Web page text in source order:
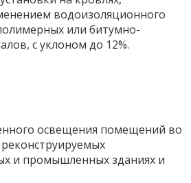
водоизоляционного
или битумно-
с уклоном до 12%.
освещения помещений во
и промышленных зданиях и